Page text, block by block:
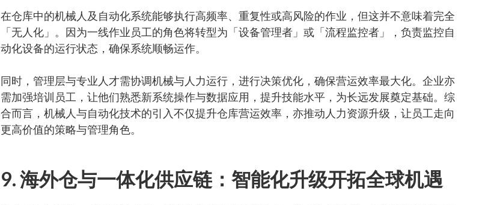
在仓库中的机械人及自动化系统能够执行高频率、重复性或高风险的作业，但这并不意味着完全
「无人化」。因为一线作业员工的角色将转型为「设备管理者」或「流程监控者」，负责监控自
动化设备的运行状态，确保系统顺畅运作。
同时，管理层与专业人才需协调机械与人力运行，进行决策优化，确保营运效率最大化。企业亦
需加强培训员工，让他们熟悉新系统操作与数据应用，提升技能水平，为长远发展奠定基础。综
合而言，机械人与自动化技术的引入不仅提升仓库营运效率，亦推动人力资源升级，让员工走向
更高价值的策略与管理角色。
9. 海外仓与一体化供应链：智能化升级开拓全球机遇